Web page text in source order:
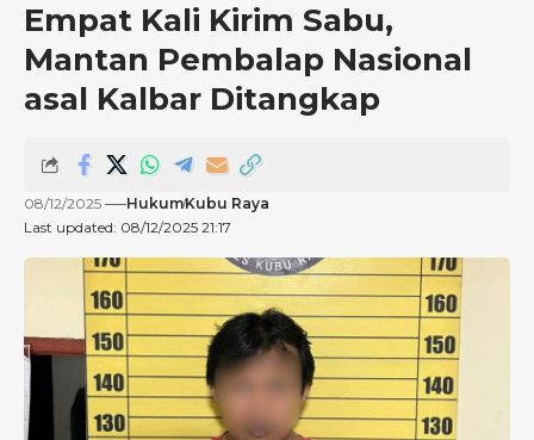
Empat Kali Kirim Sabu,
Mantan Pembalap Nasional
asal Kalbar Ditangkap
Last updated: 08/12/2025 21:17
08/12/2025 HukumKubu Raya